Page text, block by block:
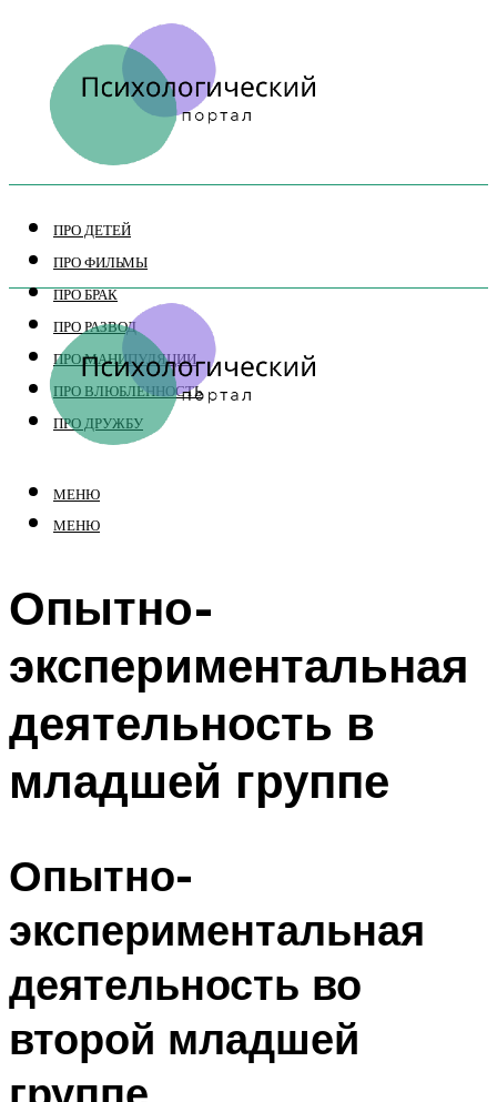
ПРО ДЕТЕЙ
ПРО ФИЛЬМЫ
ПРО БРАК
ПРО РАЗВОД
ПРО МАНИПУЛЯЦИИ
ПРО ВЛЮБЛЕННОСТЬ
ПРО ДРУЖБУ
МЕНЮ
МЕНЮ
Опытно-
экспериментальная
деятельность в
младшей группе
Опытно-
экспериментальная
деятельность во
второй младшей